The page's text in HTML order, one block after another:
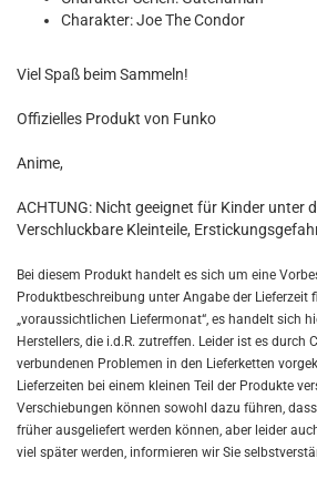
Charakter: Joe The Condor
Viel Spaß beim Sammeln!
Offizielles Produkt von Funko
Anime,
ACHTUNG: Nicht geeignet für Kinder unter
Verschluckbare Kleinteile,
Bei diesem Produkt handelt es sich um eine
Produktbeschreibung unter Angabe der Lieferzeit
„voraussichtlichen Liefermonat“, es handelt sich
Herstellers, die i.d.R. zutreffen. Leider ist es durch
verbundenen Problemen in den Lieferketten
Lieferzeiten bei einem kleinen Teil der Produkte
Verschiebungen können sowohl dazu führen,
früher ausgeliefert werden können, aber leider
viel später werden, informieren wir Sie